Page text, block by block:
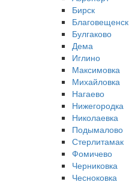
Бирск
Благовещенск
Булгаково
Дема
Иглино
Максимовка
Михайловка
Нагаево
Нижегородка
Николаевка
Подымалово
Стерлитамак
Фомичево
Черниковка
Чесноковка